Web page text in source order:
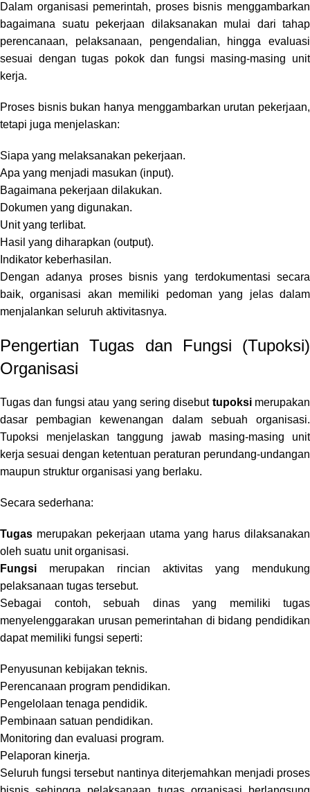
Dalam organisasi pemerintah, proses bisnis menggambarkan
bagaimana suatu pekerjaan dilaksanakan mulai dari tahap
perencanaan, pelaksanaan, pengendalian, hingga evaluasi
sesuai dengan tugas pokok dan fungsi masing-masing unit
kerja.
Proses bisnis bukan hanya menggambarkan urutan pekerjaan,
tetapi juga menjelaskan:
Siapa yang melaksanakan pekerjaan.
Apa yang menjadi masukan (input).
Bagaimana pekerjaan dilakukan.
Dokumen yang digunakan.
Unit yang terlibat.
Hasil yang diharapkan (output).
Indikator keberhasilan.
Dengan adanya proses bisnis yang terdokumentasi secara
baik, organisasi akan memiliki pedoman yang jelas dalam
menjalankan seluruh aktivitasnya.
Pengertian Tugas dan Fungsi (Tupoksi)
Organisasi
Tugas dan fungsi atau yang sering disebut tupoksimerupakan
dasar pembagian kewenangan dalam sebuah organisasi.
Tupoksi menjelaskan tanggung jawab masing-masing unit
kerja sesuai dengan ketentuan peraturan perundang-undangan
maupun struktur organisasi yang berlaku.
Secara sederhana:
Tugas merupakan pekerjaan utama yang harus dilaksanakan
oleh suatu unit organisasi.
Fungsi merupakan rincian aktivitas yang mendukung
pelaksanaan tugas tersebut.
Sebagai contoh, sebuah dinas yang memiliki tugas
menyelenggarakan urusan pemerintahan di bidang pendidikan
dapat memiliki fungsi seperti:
Penyusunan kebijakan teknis.
Perencanaan program pendidikan.
Pengelolaan tenaga pendidik.
Pembinaan satuan pendidikan.
Monitoring dan evaluasi program.
Pelaporan kinerja.
Seluruh fungsi tersebut nantinya diterjemahkan menjadi proses